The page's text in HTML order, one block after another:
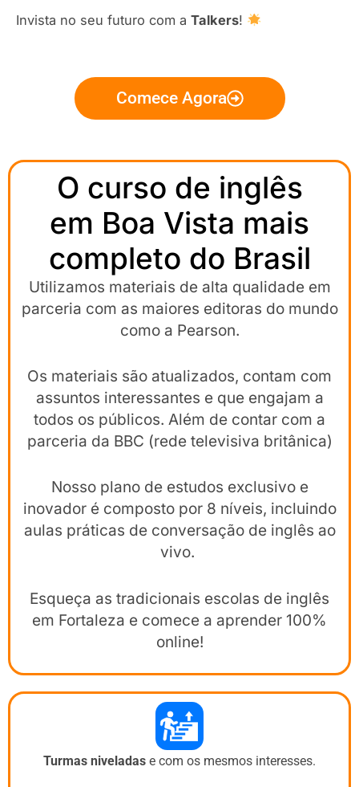
Invista no seu futuro com a Talkers!
Comece Agora
O curso de inglês
em Boa Vista mais
completo do Brasil
Utilizamos materiais de alta qualidade em
parceria com as maiores editoras do mundo
como a Pearson.
Os materiais são atualizados, contam com
assuntos interessantes e que engajam a
todos os públicos. Além de contar com a
parceria da BBC (rede televisiva britânica)
Nosso plano de estudos exclusivo e
inovador é composto por 8 níveis, incluindo
aulas práticas de conversação de inglês ao
vivo.
Esqueça as tradicionais escolas de inglês
em Fortaleza e comece a aprender 100%
online!
Turmas niveladas e com os mesmos interesses.